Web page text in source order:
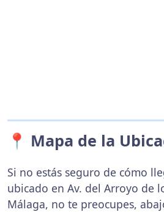
📍 Mapa de la
Si no estás seguro de cómo
ubicado en Av. del Arroyo de
Málaga, no te preocupes,